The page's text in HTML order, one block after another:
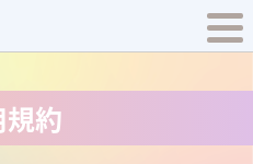
約